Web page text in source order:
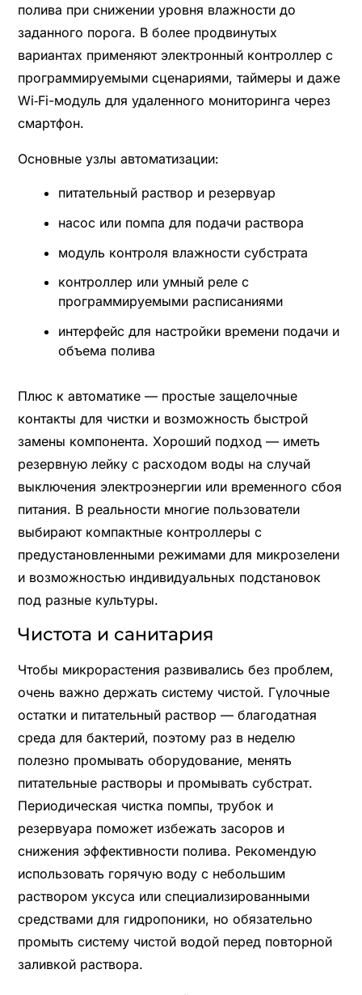
полива при снижении уровня влажности до
заданного порога. В более продвинутых
вариантах применяют электронный контроллер с
программируемыми сценариями, таймеры и даже
Wi‑Fi-модуль для удаленного мониторинга через
смартфон.
Основные узлы автоматизации:
питательный раствор и резервуар
насос или помпа для подачи раствора
модуль контроля влажности субстрата
контроллер или умный реле с
программируемыми расписаниями
интерфейс для настройки времени подачи и
объема полива
Плюс к автоматике — простые защелочные
контакты для чистки и возможность быстрой
замены компонента. Хороший подход — иметь
резервную лейку с расходом воды на случай
выключения электроэнергии или временного сбоя
питания. В реальности многие пользователи
выбирают компактные контроллеры с
предустановленными режимами для микрозелени
и возможностью индивидуальных подстановок
под разные культуры.
Чистота и санитария
Чтобы микрорастения развивались без проблем,
очень важно держать систему чистой. Гүлочные
остатки и питательный раствор — благодатная
среда для бактерий, поэтому раз в неделю
полезно промывать оборудование, менять
питательные растворы и промывать субстрат.
Периодическая чистка помпы, трубок и
резервуара поможет избежать засоров и
снижения эффективности полива. Рекомендую
использовать горячую воду с небольшим
раствором уксуса или специализированными
средствами для гидропоники, но обязательно
промыть систему чистой водой перед повторной
заливкой раствора.